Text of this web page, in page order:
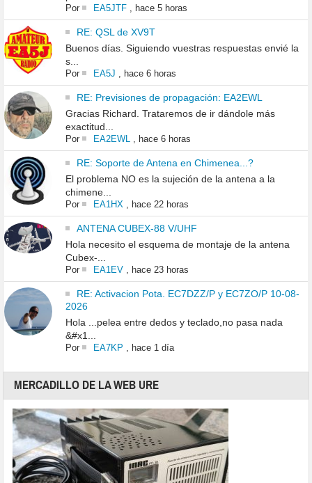
Por EA5JTF, hace 5 horas
RE: QSL de XV9T
Buenos días. Siguiendo vuestras respuestas envié la
s...
Por EA5J hace 6 horas
RE: Previsiones de propagación: EA2EWL
Gracias Richard. Trataremos de ir dándole más
exactitud...
Por EA2EWL hace 6 horas
RE: Soporte de Antena en Chimenea...?
El problema NO es la sujeción de la antena a la
chimene...
Por EA1HX hace 22 horas
ANTENA CUBEX-88 V/UHF
Hola necesito el esquema de montaje de la antena
Cubex-...
Por EA1EV, hace 23 horas
RE: Activacion Pota. EC7DZZ/P y EC7ZO/P 10-08-
2026
Hola ...pelea entre dedos y teclado,no pasa nada
&#x1...
Por EA7KP hace 1 día
MERCADILLO DE LA WEB URE